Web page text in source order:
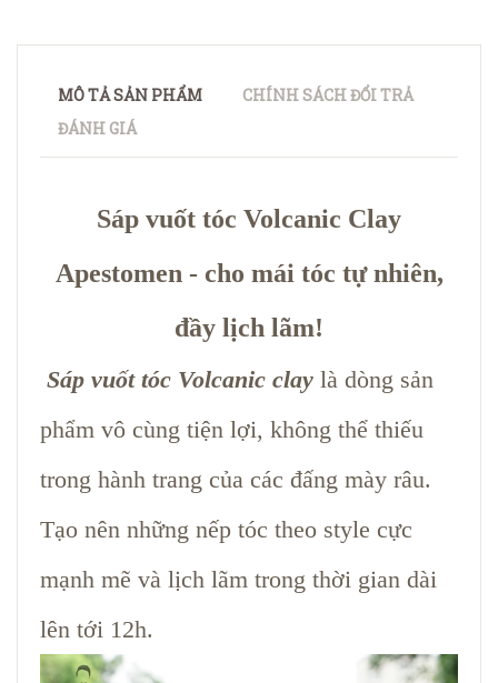
MÔ TẢ SẢN PHẨM
CHÍNH SÁCH ĐỔI TRẢ
ĐÁNH GIÁ
Sáp vuốt tóc Volcanic Clay
Apestomen - cho mái tóc tự nhiên,
đầy lịch lãm!
Sáp vuốt tóc Volcanic clay là dòng sản
phẩm vô cùng tiện lợi, không thể thiếu
trong hành trang của các đấng mày râu.
Tạo nên những nếp tóc theo style cực
mạnh mẽ và lịch lãm trong thời gian dài
lên tới 12h.